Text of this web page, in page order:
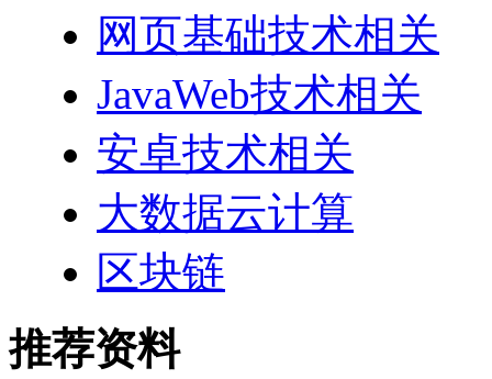
网页基础技术相关
JavaWeb技术相关
安卓技术相关
大数据云计算
区块链
推荐资料